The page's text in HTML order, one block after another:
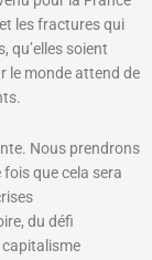
les fractures qui
qu’elles soient
le monde attend de
Nous prendrons
que cela sera
du défi
capitalisme